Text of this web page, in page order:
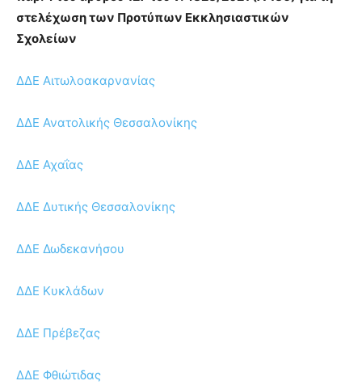
στελέχωση των Προτύπων Εκκλησιαστικών
Σχολείων
ΔΔΕ Αιτωλοακαρνανίας
ΔΔΕ Ανατολικής Θεσσαλονίκης
ΔΔΕ Αχαΐας
ΔΔΕ Δυτικής Θεσσαλονίκης
ΔΔΕ Δωδεκανήσου
ΔΔΕ Κυκλάδων
ΔΔΕ Πρέβεζας
ΔΔΕ Φθιώτιδας